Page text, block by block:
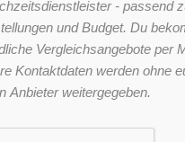
- passend
und Budget. Du
Vergleichsangebote per
Kontaktdaten werden ohne
Anbieter weitergegeben.